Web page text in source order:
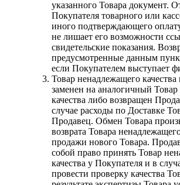
указанного Товара документ.
Покупателя товарного или
иного подтверждающего
не лишает его возможности
свидетельские показания.
предусмотренные данным
если Покупателем выступает
Товар ненадлежащего
заменен на аналогичный
качества либо возвращен
случае расходы по Доставке
Продавец. Обмен Товара
возврата Товара
продажи нового Товара.
собой право принять Товар
качества у Покупателя и в
провести проверку качества